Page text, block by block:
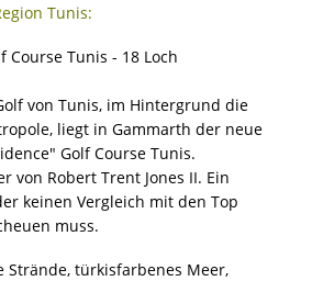
Tunis:
Course Tunis - 18 Loch
von Tunis, im Hintergrund die
liegt in Gammarth der neue
Golf Course Tunis.
von Robert Trent Jones II. Ein
keinen Vergleich mit den Top
muss.
Strände, türkisfarbenes Meer,